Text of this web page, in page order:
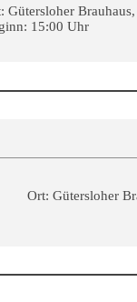
Gütersloher
15:00 Uhr
Ort: Gütersloher